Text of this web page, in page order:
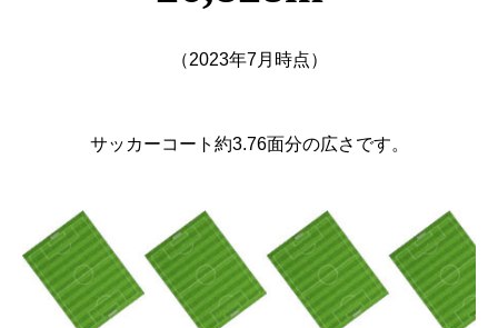
（2023年7月時点）
サッカーコート約3.76面分の広さです。